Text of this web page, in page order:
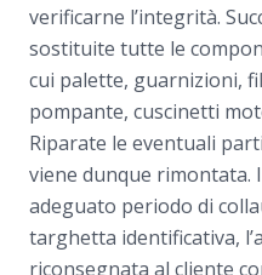
verificarne l’integrità.
sostituite tutte le
cui palette, guarnizioni,
pompante, cuscinetti
Riparate le eventuali
viene dunque rimontata.
adeguato periodo di
targhetta identificativa,
riconsegnata al cliente